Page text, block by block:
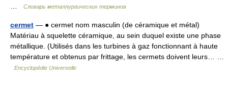
Словарь металлургических терминов
cermet — ● cermet nom masculin (de céramique et métal)
Matériau à squelette céramique, au sein duquel existe une phase
métallique. (Utilisés dans les turbines à gaz fonctionnant à haute
température et obtenus par frittage, les cermets doivent leurs… …
Encyclopédie Universelle